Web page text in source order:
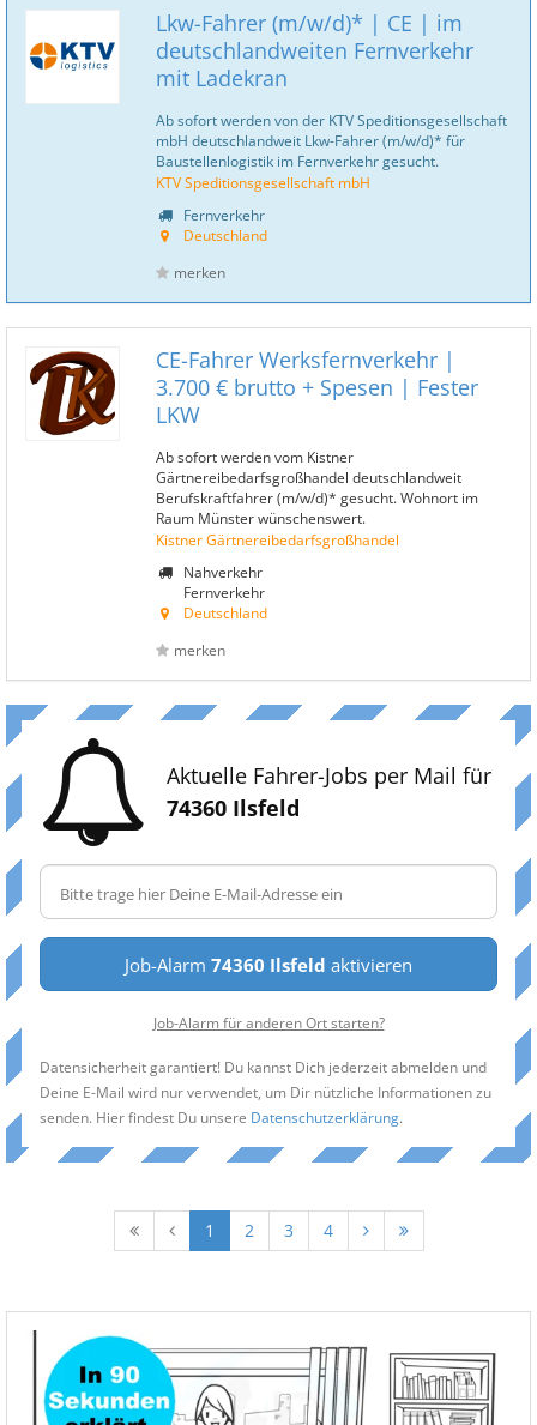
Lkw-Fahrer (m/w/d)* | CE | im
deutschlandweiten Fernverkehr
mit Ladekran
Ab sofort werden von der KTV Speditionsgesellschaft
mbH deutschlandweit Lkw-Fahrer (m/w/d)* für
Baustellenlogistik im Fernverkehr gesucht.
KTV Speditionsgesellschaft mbH
Fernverkehr
Deutschland
merken
CE-Fahrer Werksfernverkehr |
3.700 € brutto + Spesen | Fester
LKW
Ab sofort werden vom Kistner
Gärtnereibedarfsgroßhandel deutschlandweit
Berufskraftfahrer (m/w/d)* gesucht. Wohnort im
Raum Münster wünschenswert.
Kistner Gärtnereibedarfsgroßhandel
Nahverkehr
Fernverkehr
Deutschland
merken
Aktuelle Fahrer-Jobs per Mail für
74360 Ilsfeld
Job-Alarm 74360 Ilsfeld aktivieren
Job-Alarm für anderen Ort starten?
Datensicherheit garantiert! Du kannst Dich jederzeit abmelden und
Deine E-Mail wird nur verwendet, um Dir nützliche Informationen zu
senden. Hier findest Du unsere Datenschutzerklärung.
1 2 3 4